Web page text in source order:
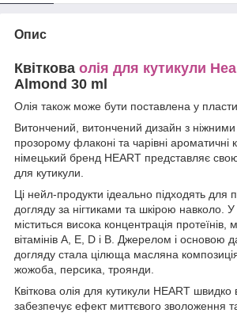
Опис
Квіткова олія для кутикули
Almond 30 ml
Олія також може бути поставлена у
Витончений, витончений дизайн з ніжними
прозорому флаконі та чарівні ароматичні
німецький бренд HEART представляє свою
для кутикули.
Ці нейл-продукти ідеально підходять для
догляду за нігтиками та шкірою навколо. У
міститься висока концентрація протеїнів,
вітамінів А, Е, D і В. Джерелом і основою
догляду стала цілюща масляна
жожоба, персика, троянди.
Квіткова олія для кутикули HEART швидко
забезпечує ефект миттєвого зволоження